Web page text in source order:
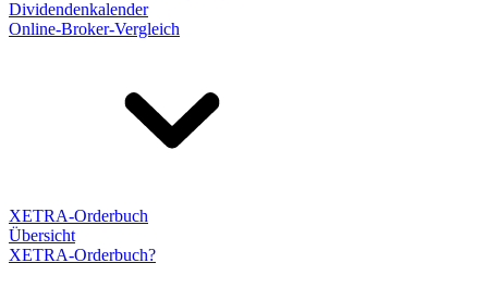
Dividendenkalender
Online-Broker-Vergleich
XETRA-Orderbuch
Übersicht
XETRA-Orderbuch?